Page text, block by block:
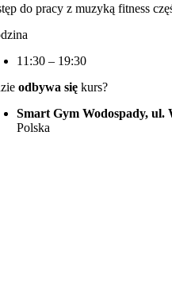
do pracy z muzyką fitness
11:30 – 19:30
odbywa się kurs?
Smart Gym Wodospady, ul.
Polska